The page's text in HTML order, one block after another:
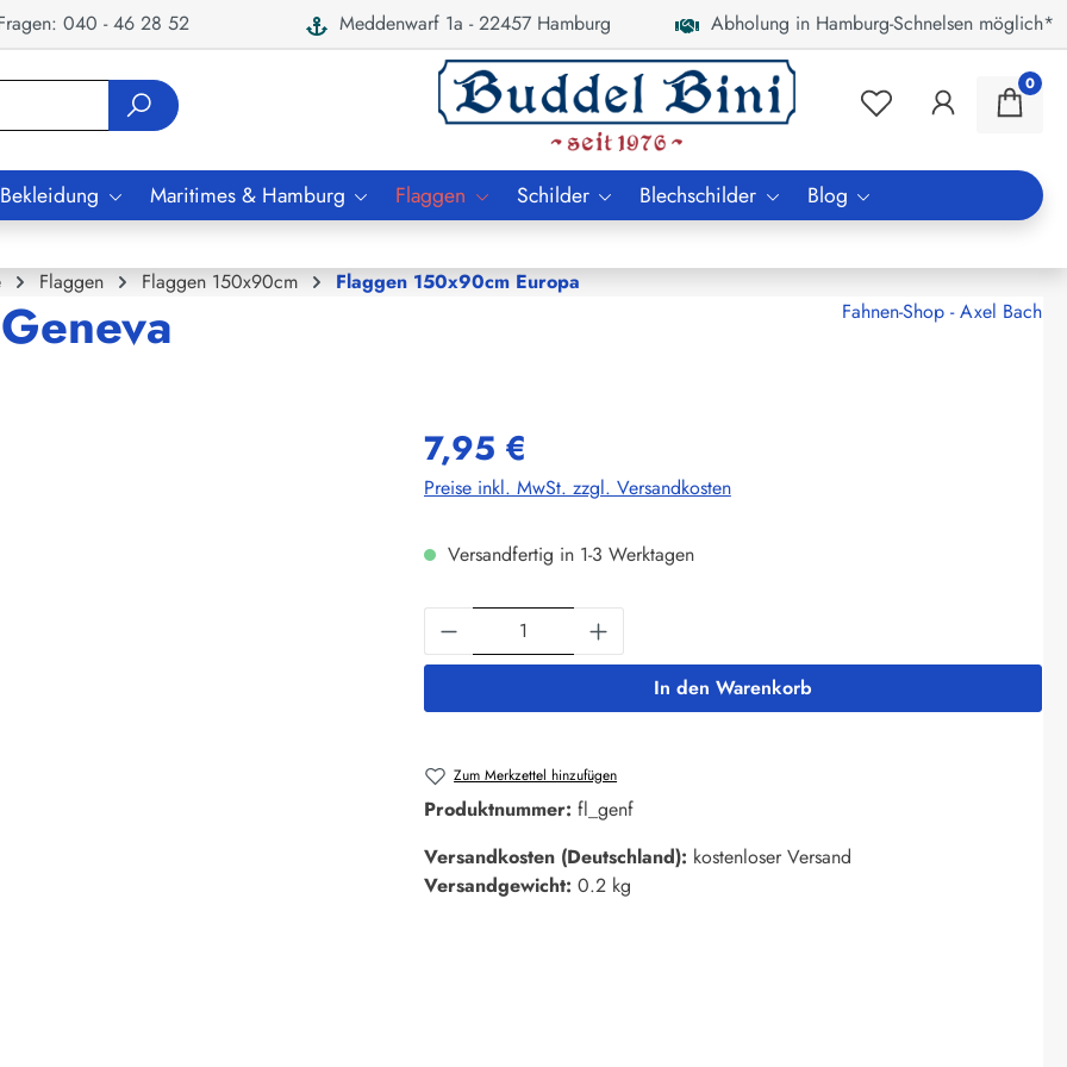
040 - 46 28 52 Meddenwarf 1a - 22457 Hamburg Abholung in Hamburg-Schnelsen möglich*
0
Maritimes & Hamburg Flaggen Schilder Blechschilder Blog
Flaggen Flaggen 150x90cm Flaggen 150x90cm Europa
Fahnen-Shop - Axel Bach
7,95 €
Preise inkl. MwSt. zzgl. Versandkosten
Versandfertig in 1-3 Werktagen
Produkt Anzahl: Gib den gewünschten Wert ein
In den Warenkorb
Zum Merkzettel hinzufügen
Produktnummer: fl_genf
Versandkosten (Deutschland): kostenloser Versand
Versandgewicht: 0.2 kg